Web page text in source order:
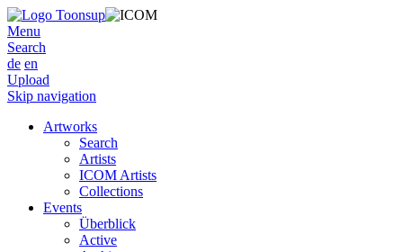
Menu
Search
de en
Upload
Skip navigation
Artworks
Search
Artists
ICOM Artists
Collections
Events
Überblick
Active